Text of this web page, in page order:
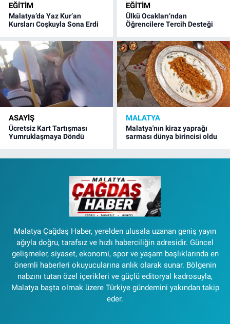
EĞITIM
Malatya’da Yaz Kur’an
Kursları Coşkuyla Sona Erdi
EĞITIM
Ülkü Ocakları’ndan
Öğrencilere Tercih Desteği
ASAYIŞ
Ücretsiz Kart Tartışması
Yumruklaşmaya Döndü
MALATYA
Malatya'nın kiraz yaprağı
sarması dünya birincisi oldu
Malatya Çağdaş Haber, yerelden ulusala uzanan geniş yayın
ağıyla doğru, tarafsız ve hızlı haberciliğin adresidir. Güncel
gelişmeler, siyaset, ekonomi, spor ve yaşam başlıklarında en
önemli haberleri okuyucularına anlık olarak sunar. Bölgenin
nabzını tutan özel içerikleri ve güçlü editoryal kadrosuyla,
Malatya başta olmak üzere Türkiye gündemini yakından takip
eder.